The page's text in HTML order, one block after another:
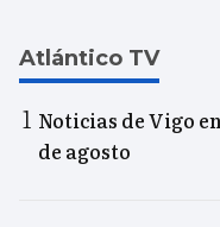
Atlántico TV
Noticias de Vigo
de agosto